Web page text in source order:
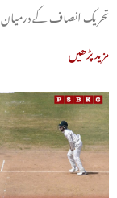
تحریک انصاف کے درمیان
مزید پڑھیں